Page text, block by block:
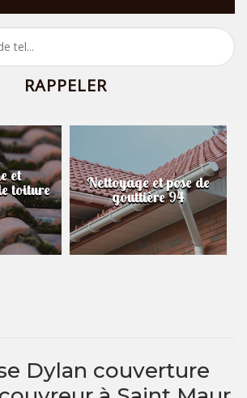
et
toiture Nettoyage et pose de
gouttière 94
Dylan couverture